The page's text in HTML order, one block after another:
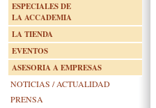
ESPECIALES DE
LA ACCADEMIA
LA TIENDA
EVENTOS
ASESORIA A EMPRESAS
NOTICIAS / ACTUALIDAD
PRENSA